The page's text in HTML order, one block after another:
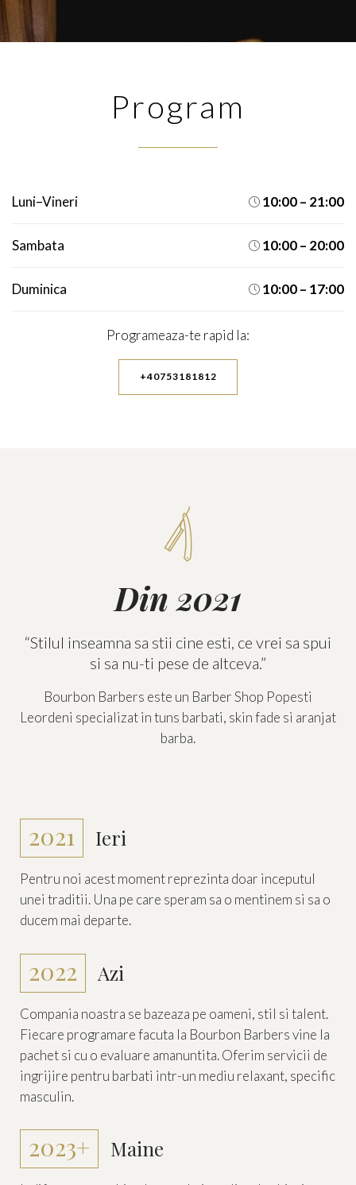
Program
Luni–Vineri  10:00 – 21:00
Sambata  10:00 – 20:00
Duminica  10:00 – 17:00
Programeaza-te rapid la:
+40753181812

Din 2021
“Stilul inseamna sa stii cine esti, ce vrei sa spui
si sa nu-ti pese de altceva.”
Bourbon Barbers este un Barber Shop Popesti
Leordeni specializat in tuns barbati, skin fade si aranjat
barba.
2021 Ieri
Pentru noi acest moment reprezinta doar inceputul
unei traditii. Una pe care speram sa o mentinem si sa o
ducem mai departe.
2022 Azi
Compania noastra se bazeaza pe oameni, stil si talent.
Fiecare programare facuta la Bourbon Barbers vine la
pachet si cu o evaluare amanuntita. Oferim servicii de
ingrijire pentru barbati intr-un mediu relaxant, specific
masculin.
2023+ Maine